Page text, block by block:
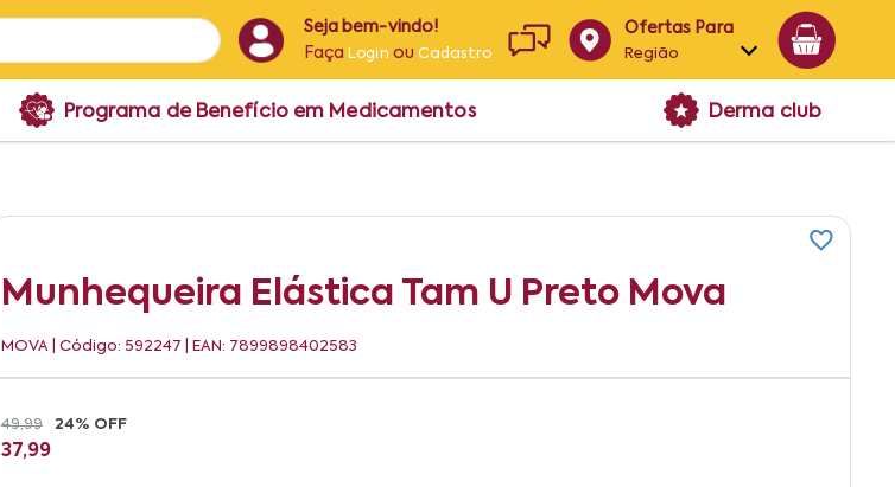
Seja bem-vindo!
Faça Login ouCadastro
Ofertas Para
Região
Alagoas
Programa de Benefício em Medicamentos Derma club
Munhequeira Elástica Tam U Preto Mova
MOVA | Código: 592247 | EAN: 7899898402583
49,99 24% OFF
37,99